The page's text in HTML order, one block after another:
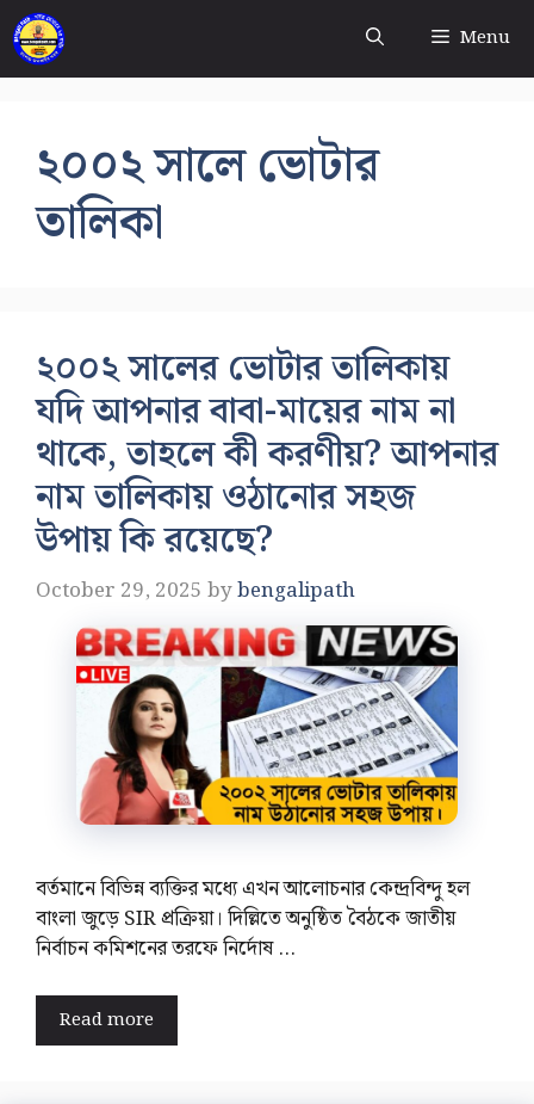
Skip
to
content
Menu
২০০২ সালে ভোটার
তালিকা
২০০২ সালের ভোটার তালিকায়
যদি আপনার বাবা-মায়ের নাম না
থাকে, তাহলে কী করণীয়? আপনার
নাম তালিকায় ওঠানোর সহজ
উপায় কি রয়েছে?
October 29, 2025 bybengalipath
বর্তমানে বিভিন্ন ব্যক্তির মধ্যে এখন আলোচনার কেন্দ্রবিন্দু হল
বাংলা জুড়ে SIR প্রক্রিয়া। দিল্লিতে অনুষ্ঠিত বৈঠকে জাতীয়
নির্বাচন কমিশনের তরফে নির্দোষ …
Read more